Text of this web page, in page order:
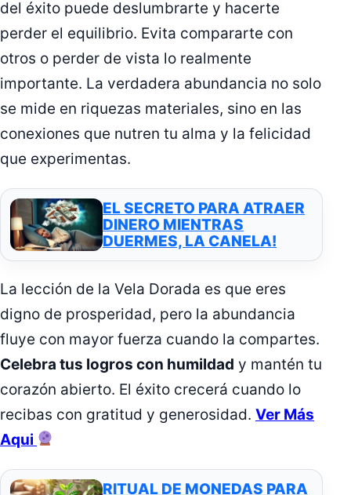
del éxito puede deslumbrarte y hacerte
perder el equilibrio. Evita compararte con
otros o perder de vista lo realmente
importante. La verdadera abundancia no solo
se mide en riquezas materiales, sino en las
conexiones que nutren tu alma y la felicidad
que experimentas.
EL SECRETO PARA ATRAER
DINERO MIENTRAS
DUERMES, LA CANELA!
La lección de la Vela Dorada es que eres
digno de prosperidad, pero la abundancia
fluye con mayor fuerza cuando la compartes.
Celebra tus logros con humildad y mantén tu
corazón abierto. El éxito crecerá cuando lo
recibas con gratitud y generosidad. Ver Más
Aqui
RITUAL DE MONEDAS PARA